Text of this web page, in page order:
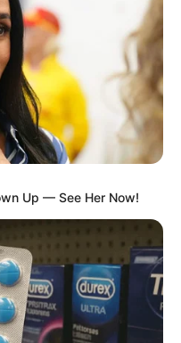
Up — See Her Now!